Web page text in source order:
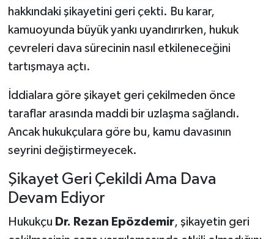
hakkındaki şikayetini geri çekti. Bu karar,
kamuoyunda büyük yankı uyandırırken, hukuk
çevreleri dava sürecinin nasıl etkileneceğini
tartışmaya açtı.
İddialara göre şikayet geri çekilmeden önce
taraflar arasında maddi bir uzlaşma sağlandı.
Ancak hukukçulara göre bu, kamu davasının
seyrini değiştirmeyecek.
Şikayet Geri Çekildi Ama Dava
Devam Ediyor
Hukukçu Dr. Rezan Epözdemir, şikayetin geri